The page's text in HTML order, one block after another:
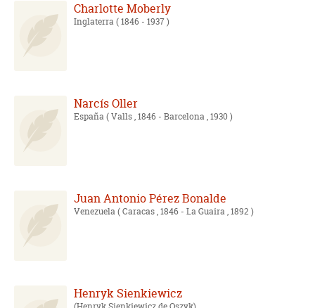
Charlotte Moberly
Inglaterra( 1846 - 1937 )
Narcís Oller
España( Valls , 1846 - Barcelona , 1930 )
Juan Antonio Pérez Bonalde
Venezuela( Caracas , 1846 - La Guaira , 1892 )
Henryk Sienkiewicz